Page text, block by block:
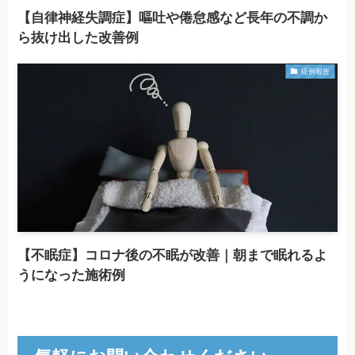
【自律神経失調症】嘔吐や倦怠感など長年の不調か
ら抜け出した改善例
症例報告
【不眠症】コロナ後の不眠が改善｜朝まで眠れるよ
うになった施術例